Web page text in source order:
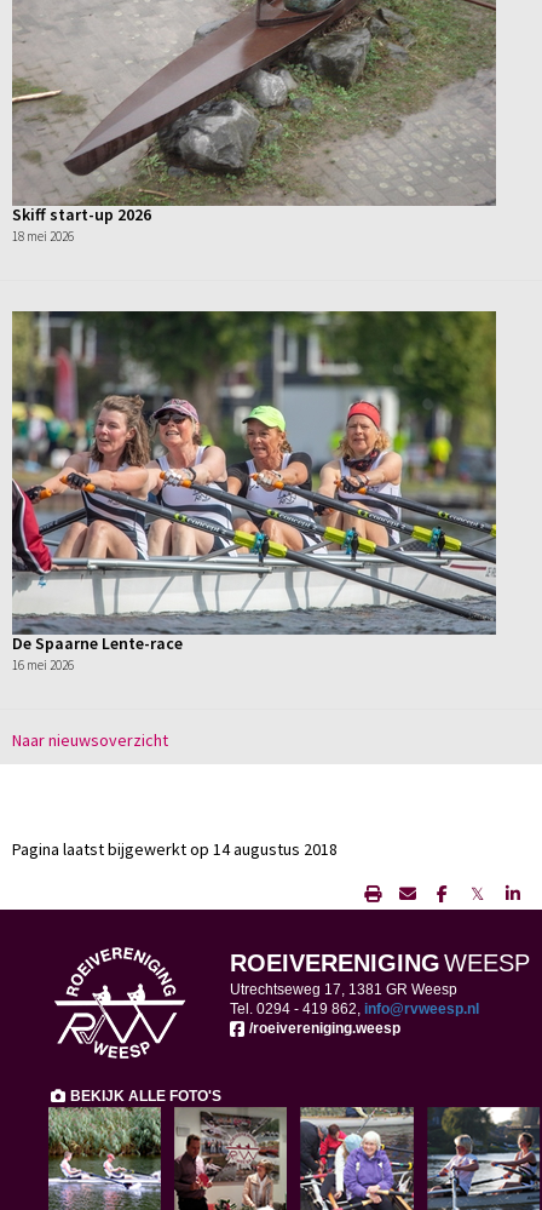
Skiff start-up 2026
18 mei 2026
De Spaarne Lente-race
16 mei 2026
Naar nieuwsoverzicht
Pagina laatst bijgewerkt op 14 augustus 2018
𝕏
ROEIVERENIGINGWEESP
Utrechtseweg 17, 1381 GR Weesp
Tel. 0294 - 419 862, ofni@rvweesp.nl
/roeivereniging.weesp
BEKIJK ALLE FOTO'S